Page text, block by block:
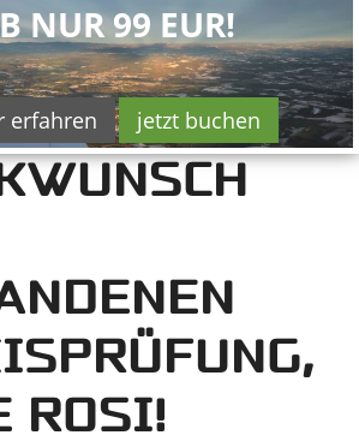
ROSI!
NUR 99 EUR!
erfahren jetzt buchen